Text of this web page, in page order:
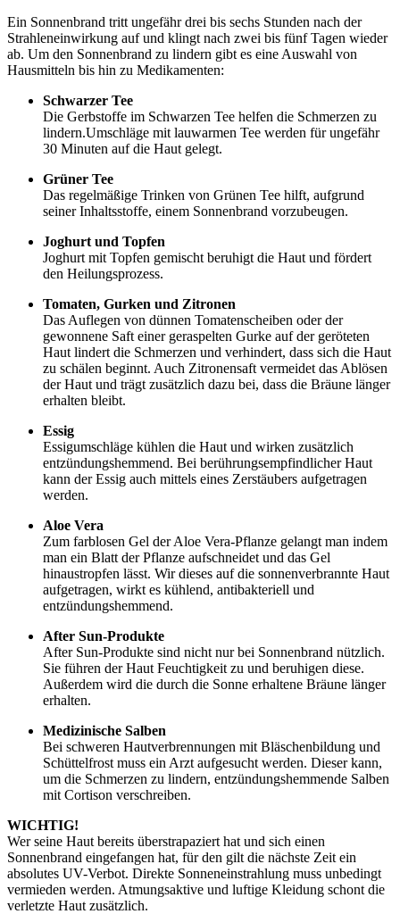
Ein Sonnenbrand tritt ungefähr drei bis sechs Stunden nach der
Strahleneinwirkung auf und klingt nach zwei bis fünf Tagen wieder
ab. Um den Sonnenbrand zu lindern gibt es eine Auswahl von
Hausmitteln bis hin zu Medikamenten:
Schwarzer Tee
Die Gerbstoffe im Schwarzen Tee helfen die Schmerzen zu
lindern.Umschläge mit lauwarmen Tee werden für ungefähr
30 Minuten auf die Haut gelegt.
Grüner Tee
Das regelmäßige Trinken von Grünen Tee hilft, aufgrund
seiner Inhaltsstoffe, einem Sonnenbrand vorzubeugen.
Joghurt und Topfen
Joghurt mit Topfen gemischt beruhigt die Haut und fördert
den Heilungsprozess.
Tomaten, Gurken und Zitronen
Das Auflegen von dünnen Tomatenscheiben oder der
gewonnene Saft einer geraspelten Gurke auf der geröteten
Haut lindert die Schmerzen und verhindert, dass sich die Haut
zu schälen beginnt. Auch Zitronensaft vermeidet das Ablösen
der Haut und trägt zusätzlich dazu bei, dass die Bräune länger
erhalten bleibt.
Essig
Essigumschläge kühlen die Haut und wirken zusätzlich
entzündungshemmend. Bei berührungsempfindlicher Haut
kann der Essig auch mittels eines Zerstäubers aufgetragen
werden.
Aloe Vera
Zum farblosen Gel der Aloe Vera-Pflanze gelangt man indem
man ein Blatt der Pflanze aufschneidet und das Gel
hinaustropfen lässt. Wir dieses auf die sonnenverbrannte Haut
aufgetragen, wirkt es kühlend, antibakteriell und
entzündungshemmend.
After Sun-Produkte
After Sun-Produkte sind nicht nur bei Sonnenbrand nützlich.
Sie führen der Haut Feuchtigkeit zu und beruhigen diese.
Außerdem wird die durch die Sonne erhaltene Bräune länger
erhalten.
Medizinische Salben
Bei schweren Hautverbrennungen mit Bläschenbildung und
Schüttelfrost muss ein Arzt aufgesucht werden. Dieser kann,
um die Schmerzen zu lindern, entzündungshemmende Salben
mit Cortison verschreiben.
WICHTIG!
Wer seine Haut bereits überstrapaziert hat und sich einen
Sonnenbrand eingefangen hat, für den gilt die nächste Zeit ein
absolutes UV-Verbot. Direkte Sonneneinstrahlung muss unbedingt
vermieden werden. Atmungsaktive und luftige Kleidung schont die
verletzte Haut zusätzlich.